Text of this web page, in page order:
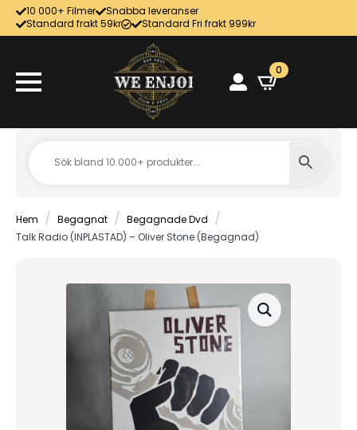
10 000+ Filmer
Snabba leveranser
Standard frakt 59kr
Standard Fri frakt 999kr
0
Hem Begagnat
Begagnade Dvd
Talk Radio (INPLASTAD) – Oliver Stone (Begagnad)